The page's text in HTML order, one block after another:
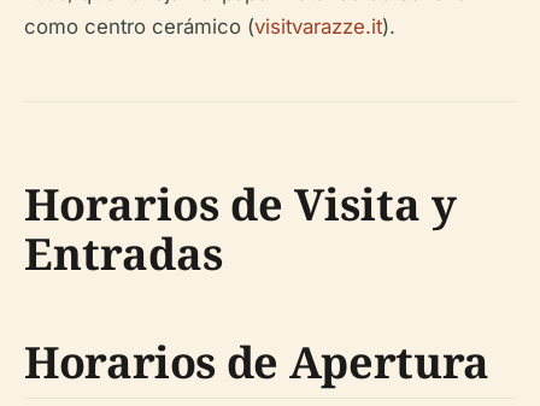
como centro cerámico (visitvarazze.it).
Horarios de Visita y
Entradas
Horarios de Apertura